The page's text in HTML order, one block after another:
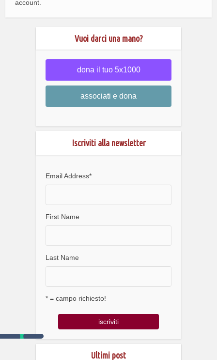
account.
Vuoi darci una mano?
dona il tuo 5x1000
associati e dona
Iscriviti alla newsletter
Email Address*
First Name
Last Name
* = campo richiesto!
Ultimi post